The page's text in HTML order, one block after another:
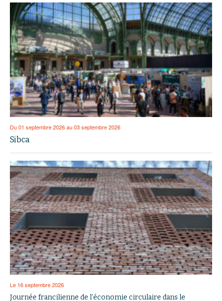
Du 01 septembre 2026 au 03 septembre 2026
Sibca
Le 16 septembre 2026
Journée francilienne de l’économie circulaire dans le